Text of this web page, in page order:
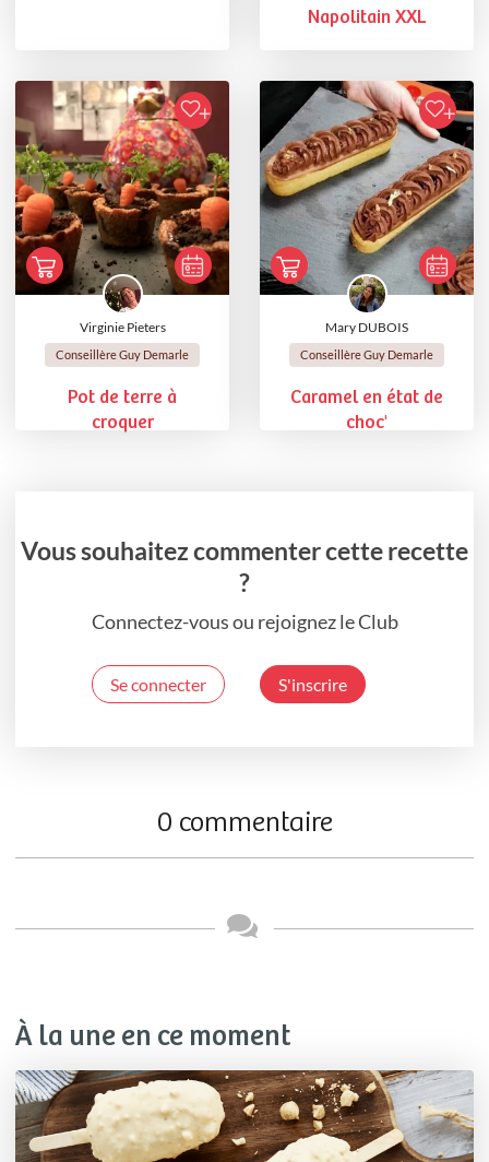
Napolitain XXL
Virginie Pieters
Conseillère Guy Demarle
Pot de terre à
croquer
Mary DUBOIS
Conseillère Guy Demarle
Caramel en état de
choc'
Vous souhaitez commenter cette recette
?
Connectez-vous ou rejoignez le Club
Se connecter S'inscrire
0 commentaire
À la une en ce moment